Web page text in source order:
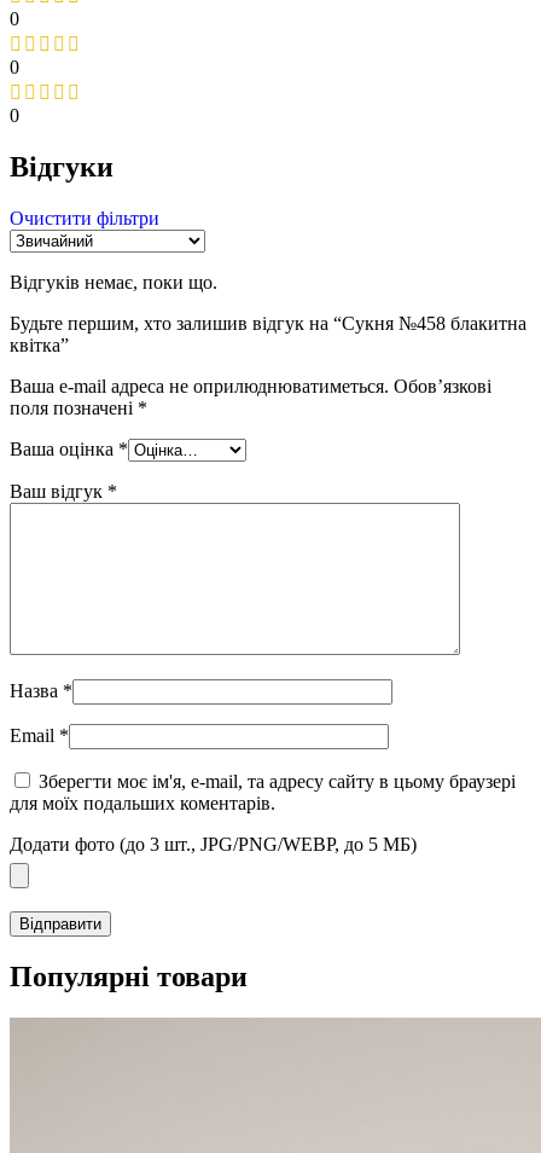
0
0
0
Відгуки
Очистити фільтри
Відгуків немає, поки що.
Будьте першим, хто залишив відгук на “Сукня №458 блакитна
квітка”
Ваша e-mail адреса не оприлюднюватиметься. Обов’язкові
поля позначені *
Ваша оцінка *
Ваш відгук *
Назва *
Email *
Зберегти моє ім'я, e-mail, та адресу сайту в цьому браузері
для моїх подальших коментарів.
Додати фото (до 3 шт., JPG/PNG/WEBP, до 5 МБ)
Популярні товари